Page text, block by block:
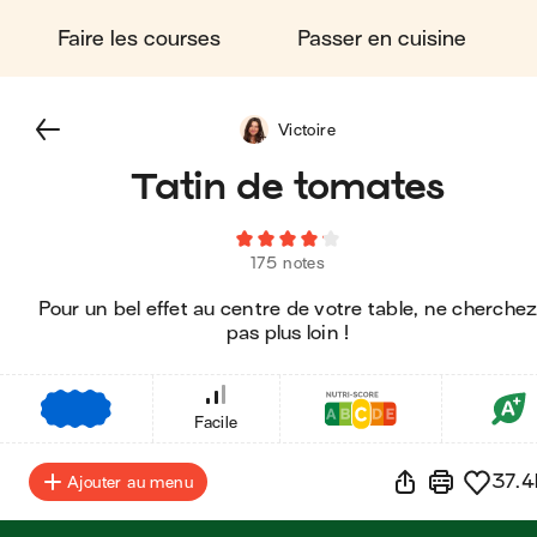
Faire les courses Passer en cuisine
Tatin de tomates
175 notes
Pour un bel effet au centre de votre table, ne cherchez
pas plus loin !
Victoire
Facile
Ajouter au menu